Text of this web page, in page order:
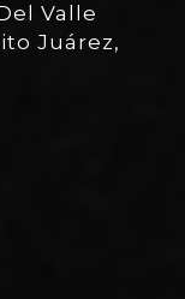
Valle
Juárez,